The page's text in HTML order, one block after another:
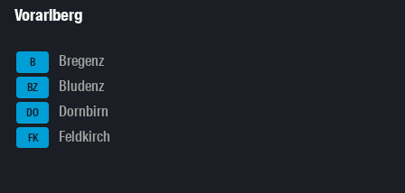
Vorarlberg
B Bregenz
BZ Bludenz
DO Dornbirn
FK Feldkirch